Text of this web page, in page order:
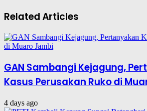
Related Articles
GAN Sambangi Kejagung,
Kasus Perusakan Ruko di
4 days ago